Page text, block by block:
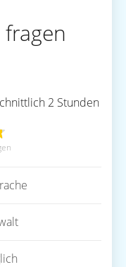
2 Stunden